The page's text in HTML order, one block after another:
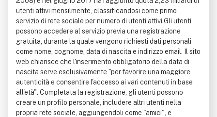
utenti attivi mensilmente, classificandosi come primo
servizio di rete sociale per numero di utenti attivi.Gli utenti
possono accedere al servizio previa una registrazione
gratuita, durante la quale vengono richiesti dati personali
come nome, cognome, data di nascita e indirizzo email. Il sito
web chiarisce che l'inserimento obbligatorio della data di
nascita serve esclusivamente "per favorire una maggiore
autenticità e consentire l'accesso ai vari contenuti in base
all'età". Completata la registrazione, gli utenti possono
creare un profilo personale, includere altri utenti nella
propria rete sociale, aggiungendoli come "amici", e